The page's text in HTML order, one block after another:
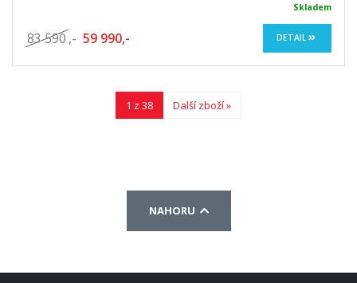
Skladem
83 590 ,- 59 990,- DETAIL
1 z 38 Další zboží »
NAHORU